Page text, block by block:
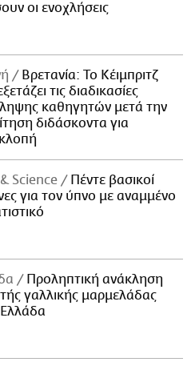
οι ενοχλήσεις
Βρετανία: Το Κέιμπριτζ
τις διαδικασίες
καθηγητών μετά την
διδάσκοντα για
Science
Πέντε βασικοί
για τον ύπνο με αναμμένο
Προληπτική ανάκληση
γαλλικής μαρμελάδας